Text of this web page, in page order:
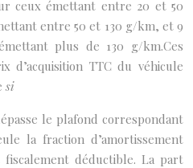
ceux émettant entre 20 et 50
entre 50 et 130 g/km, et 9
plus de 130 g/km.Ces
d’acquisition TTC du véhicule
si
le plafond correspondant
la fraction d’amortissement
déductible. La part